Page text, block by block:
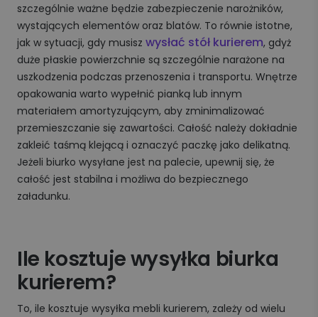
szczególnie ważne będzie zabezpieczenie narożników,
wystających elementów oraz blatów. To równie istotne,
jak w sytuacji, gdy musisz wysłać stół kurierem, gdyż
duże płaskie powierzchnie są szczególnie narażone na
uszkodzenia podczas przenoszenia i transportu. Wnętrze
opakowania warto wypełnić pianką lub innym
materiałem amortyzującym, aby zminimalizować
przemieszczanie się zawartości. Całość należy dokładnie
zakleić taśmą klejącą i oznaczyć paczkę jako delikatną.
Jeżeli biurko wysyłane jest na palecie, upewnij się, że
całość jest stabilna i możliwa do bezpiecznego
załadunku.
Ile kosztuje wysyłka biurka
kurierem?
To, ile kosztuje wysyłka mebli kurierem, zależy od wielu